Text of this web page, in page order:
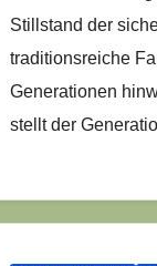
Stillstand der
traditionsreiche
Generationen
stellt der